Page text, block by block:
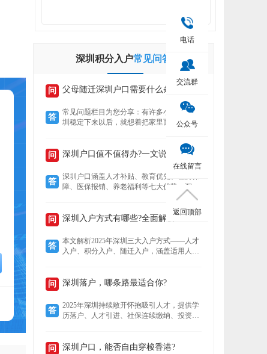
深圳积分入户常见问答
问 父母随迁深圳户口需要什么条件？
答
常见问题栏目为您分享：有许多小伙伴在深
圳稳定下来以后，就想着把家里面的老人接
也迁过来，下文就为您介绍老人迁户口过来
以后有什么好处？然后再来了解，父母随迁
问 深圳户口值不值得办?一文说清7大核心优势!
答
深圳户口涵盖人才补贴、教育优先、住房保
障、医保报销、养老福利等七大优势。深户
可领本科至博士补贴，子女享公立学位及中
考加分，住房成本低至市场30%，医保报销
比例高达95%，退休养老金更高，且支持全
价值。
问 深圳入户方式有哪些?全面解析!
答
本文解析2025年深圳三大入户方式——人才
入户、积分入户、随迁入户，涵盖适用人
历要求但竞争激烈，随迁入户条件宽松，助
问 深圳落户，哪条路最适合你?
答
2025年深圳持续敞开怀抱吸引人才，提供学
历落户、人才引进、社保连续缴纳、投资创
定就业者还是创业者，总有一条通道助你扎
问 深圳户口，能否自由穿梭香港?
电话
交流群
公众号
在线留言
返回顶部